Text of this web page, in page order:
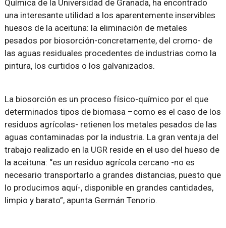
Química de la Universidad de Granada, ha encontrado
una interesante utilidad a los aparentemente inservibles
huesos de la aceituna: la eliminación de metales
pesados por biosorción-concretamente, del cromo- de
las aguas residuales procedentes de industrias como la
pintura, los curtidos o los galvanizados.
La biosorción es un proceso físico-químico por el que
determinados tipos de biomasa –como es el caso de los
residuos agrícolas- retienen los metales pesados de las
aguas contaminadas por la industria. La gran ventaja del
trabajo realizado en la UGR reside en el uso del hueso de
la aceituna: “es un residuo agrícola cercano -no es
necesario transportarlo a grandes distancias, puesto que
lo producimos aquí-, disponible en grandes cantidades,
limpio y barato”, apunta Germán Tenorio.